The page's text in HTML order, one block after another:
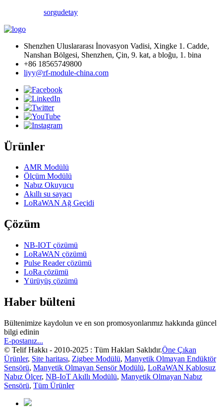
sorgudetay
Shenzhen Uluslararası İnovasyon Vadisi, Xingke 1. Cadde,
Nanshan Bölgesi, Shenzhen, Çin, 9. kat, a bloğu, 1. bina
+86 18565749800
liyy@rf-module-china.com
Ürünler
AMR Modülü
Ölçüm Modülü
Nabız Okuyucu
Akıllı su sayacı
LoRaWAN Ağ Geçidi
Çözüm
NB-IOT çözümü
LoRaWAN çözümü
Pulse Reader çözümü
LoRa çözümü
Yürüyüş çözümü
Haber bülteni
Bültenimize kaydolun ve en son promosyonlarımız hakkında güncel
bilgi edinin
E-postanız...
© Telif Hakkı - 2010-2025 : Tüm Hakları Saklıdır.Öne Çıkan
Ürünler, Site haritası, Zigbee Modülü, Manyetik Olmayan Endüktör
Sensörü, Manyetik Olmayan Sensör Modülü, LoRaWAN Kablosuz
Nabız Ölçer, NB-IoT Akıllı Modülü, Manyetik Olmayan Nabız
Sensörü, Tüm Ürünler